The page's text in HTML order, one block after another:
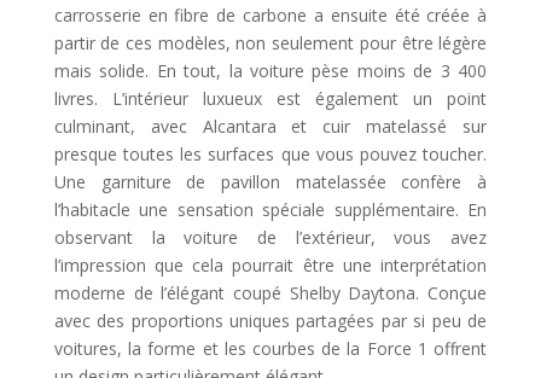
carrosserie en fibre de carbone a ensuite été créée à
partir de ces modèles, non seulement pour être légère
mais solide. En tout, la voiture pèse moins de 3 400
livres. L’intérieur luxueux est également un point
culminant, avec Alcantara et cuir matelassé sur
presque toutes les surfaces que vous pouvez toucher.
Une garniture de pavillon matelassée confère à
l’habitacle une sensation spéciale supplémentaire. En
observant la voiture de l’extérieur, vous avez
l’impression que cela pourrait être une interprétation
moderne de l’élégant coupé Shelby Daytona. Conçue
avec des proportions uniques partagées par si peu de
voitures, la forme et les courbes de la Force 1 offrent